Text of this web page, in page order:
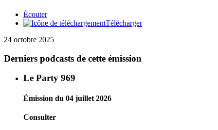
Écouter
Télécharger
24 octobre 2025
Derniers podcasts de cette émission
Le Party 969
Émission du 04 juillet 2026
Consulter